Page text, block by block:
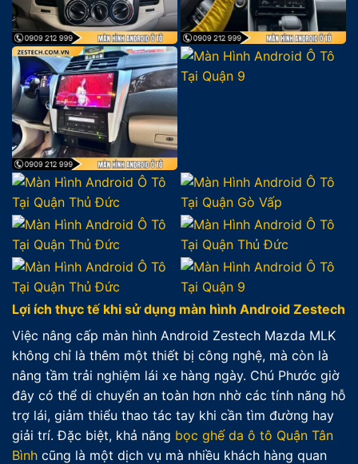
Lợi ích thực tế khi sử dụng màn hình Android Zestech
Việc nâng cấp màn hình Android Zestech Mazda MLK
không chỉ là thêm một thiết bị công nghệ, mà còn là
nâng tầm trải nghiệm lái xe hàng ngày. Chú Phước giờ
đây có thể di chuyển an toàn hơn nhờ các tính năng hỗ
trợ lái, giảm thiểu thao tác tay khi cần tìm đường hay
giải trí. Đặc biệt, khả năng bọc ghế da ô tô Quận Tân
Bình cũng là một dịch vụ mà nhiều khách hàng quan